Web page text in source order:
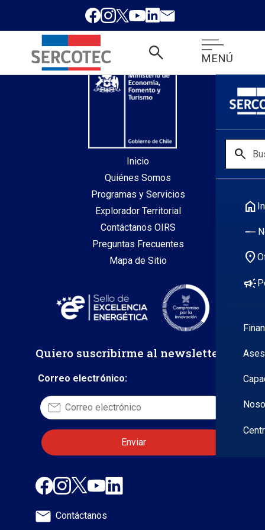
search MENÚ
search
home
location_on
campaign
desde index.php
Inicio
Quiénes Somos
Programas y Servicios
Explorador Territorial
Contáctanos OIRS
Preguntas Frecuentes
Mapa de Sitio
Quiero suscribirme al newsletter
Correo electrónico:
Contáctanos